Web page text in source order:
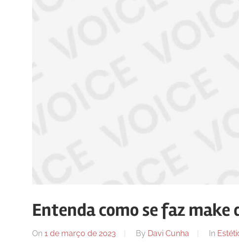
Entenda como se faz make
On 1 de março de 2023 By Davi Cunha In